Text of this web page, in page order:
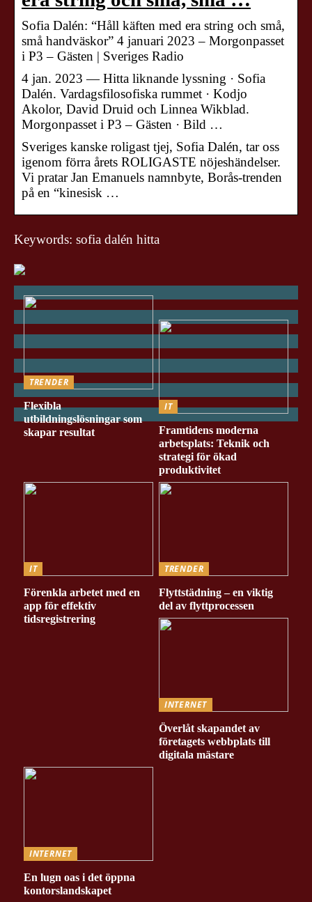
Sofia Dalén: “Håll käften med era string och små,
små handväskor” 4 januari 2023 – Morgonpasset
i P3 – Gästen | Sveriges Radio
4 jan. 2023 — Hitta liknande lyssning · Sofia
Dalén. Vardagsfilosofiska rummet · Kodjo
Akolor, David Druid och Linnea Wikblad.
Morgonpasset i P3 – Gästen · Bild …
Sveriges kanske roligast tjej, Sofia Dalén, tar oss
igenom förra årets ROLIGASTE nöjeshändelser.
Vi pratar Jan Emanuels namnbyte, Borås-trenden
på en “kinesisk …
Keywords: sofia dalén hitta
TRENDER
Flexibla
utbildningslösningar som
skapar resultat
IT
Framtidens moderna
arbetsplats: Teknik och
strategi för ökad
produktivitet
IT
Förenkla arbetet med en
app för effektiv
tidsregistrering
TRENDER
Flyttstädning – en viktig
del av flyttprocessen
INTERNET
Överlåt skapandet av
företagets webbplats till
digitala mästare
INTERNET
En lugn oas i det öppna
kontorslandskapet